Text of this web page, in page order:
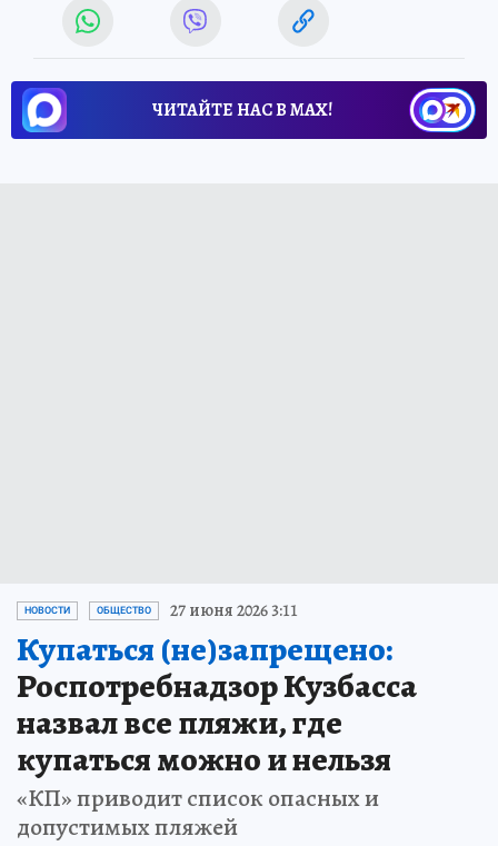
ЧИТАЙТЕ НАС В МАХ!
НОВОСТИ ОБЩЕСТВО 27 июня 2026 3:11
Купаться (не)запрещено:
Роспотребнадзор Кузбасса
назвал все пляжи, где
купаться можно и нельзя
«КП» приводит список опасных и
допустимых пляжей